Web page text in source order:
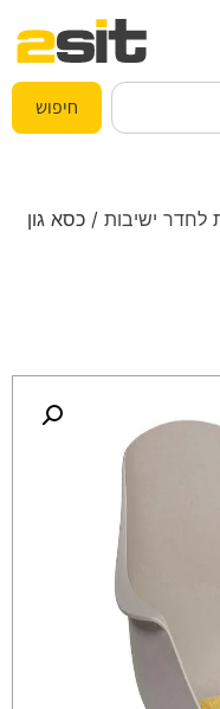
חיפוש
לחדר ישיבות / כסא גון